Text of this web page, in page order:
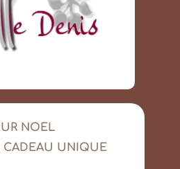
NOEL
CADEAU UNIQUE